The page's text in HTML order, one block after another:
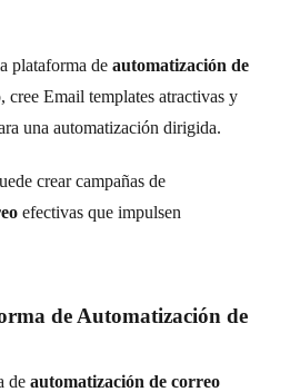
plataforma de automatización de
cree Email templates atractivas y
una automatización dirigida.
crear campañas de
efectivas que impulsen
de Automatización de
de automatización de correo